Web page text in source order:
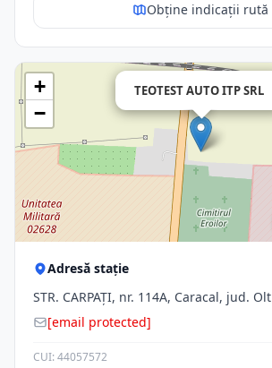
Obține indicații rută
TEOTEST AUTO ITP SRL
+
−
Adresă stație
STR. CARPAŢI, nr. 114A, Caracal, jud. Olt
[email protected]
CUI: 44057572